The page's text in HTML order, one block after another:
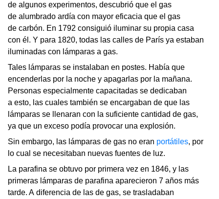
de algunos experimentos, descubrió que el gas
de alumbrado ardía con mayor eficacia que el gas
de carbón. En 1792 consiguió iluminar su propia casa
con él. Y para 1820, todas las calles de París ya estaban
iluminadas con lámparas a gas.
Tales lámparas se instalaban en postes. Había que
encenderlas por la noche y apagarlas por la mañana.
Personas especialmente capacitadas se dedicaban
a esto, las cuales también se encargaban de que las
lámparas se llenaran con la suficiente cantidad de gas,
ya que un exceso podía provocar una explosión.
Sin embargo, las lámparas de gas no eran portátiles, por
lo cual se necesitaban nuevas fuentes de luz.
La parafina se obtuvo por primera vez en 1846, y las
primeras lámparas de parafina aparecieron 7 años más
tarde. A diferencia de las de gas, se trasladaban